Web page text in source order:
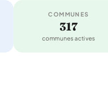
COMMUNES
317
communes actives